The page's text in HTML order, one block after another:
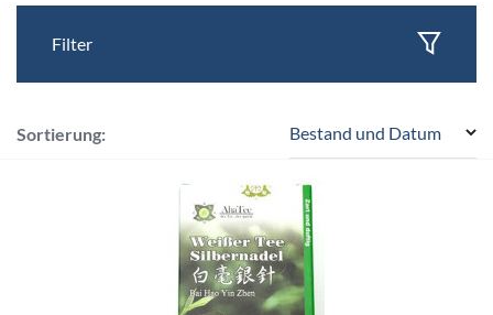
Filter
Sortierung: Bestand und Datum